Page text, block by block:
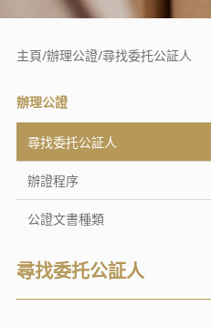
主頁/辦理公證/尋找委托公証人
辦理公證
尋找委托公証人
辦證程序
公證文書種類
尋找委托公証人